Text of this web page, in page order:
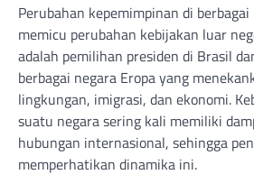
Perubahan kepemimpinan di
memicu perubahan kebijakan luar
adalah pemilihan presiden di Brasil
berbagai negara Eropa yang
lingkungan, imigrasi, dan ekonomi.
suatu negara sering kali memiliki
hubungan internasional, sehingga
memperhatikan dinamika ini.